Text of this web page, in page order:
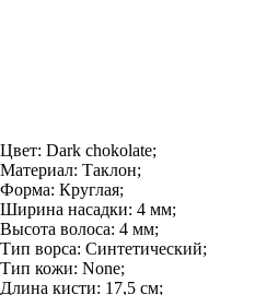
Цвет: Dark chokolate;
Материал: Таклон;
Форма: Круглая;
Ширина насадки: 4 мм;
Высота волоса: 4 мм;
Тип ворса: Синтетический;
Тип кожи: None;
Длина кисти: 17,5 см;